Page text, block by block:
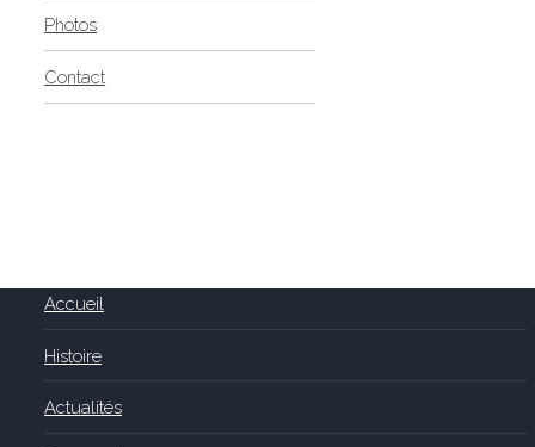
Photos
Contact
Accueil
Histoire
Actualités